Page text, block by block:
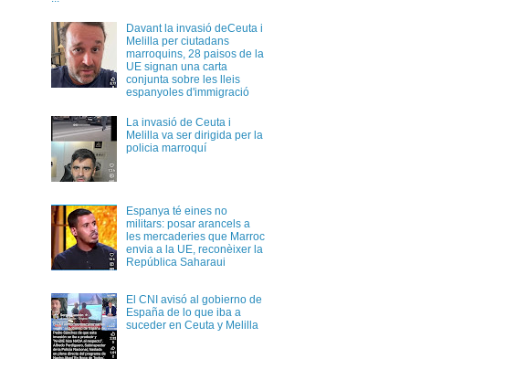
Davant la invasió deCeuta i
Melilla per ciutadans
marroquins, 28 paisos de la
UE signan una carta
conjunta sobre les lleis
espanyoles d'immigració
La invasió de Ceuta i
Melilla va ser dirigida per la
policia marroquí
Espanya té eines no
militars: posar arancels a
les mercaderies que Marroc
envia a la UE, reconèixer la
República Saharaui
El CNI avisó al gobierno de
España de lo que iba a
suceder en Ceuta y Melilla